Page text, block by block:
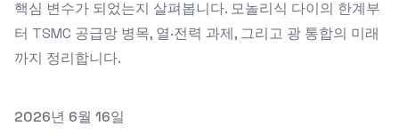
핵심 변수가 되었는지 살펴봅니다. 모놀리식 다이의 한계부
터 TSMC 공급망 병목, 열·전력 과제, 그리고 광 통합의 미래
까지 정리합니다.
Published on
2026년 6월 16일